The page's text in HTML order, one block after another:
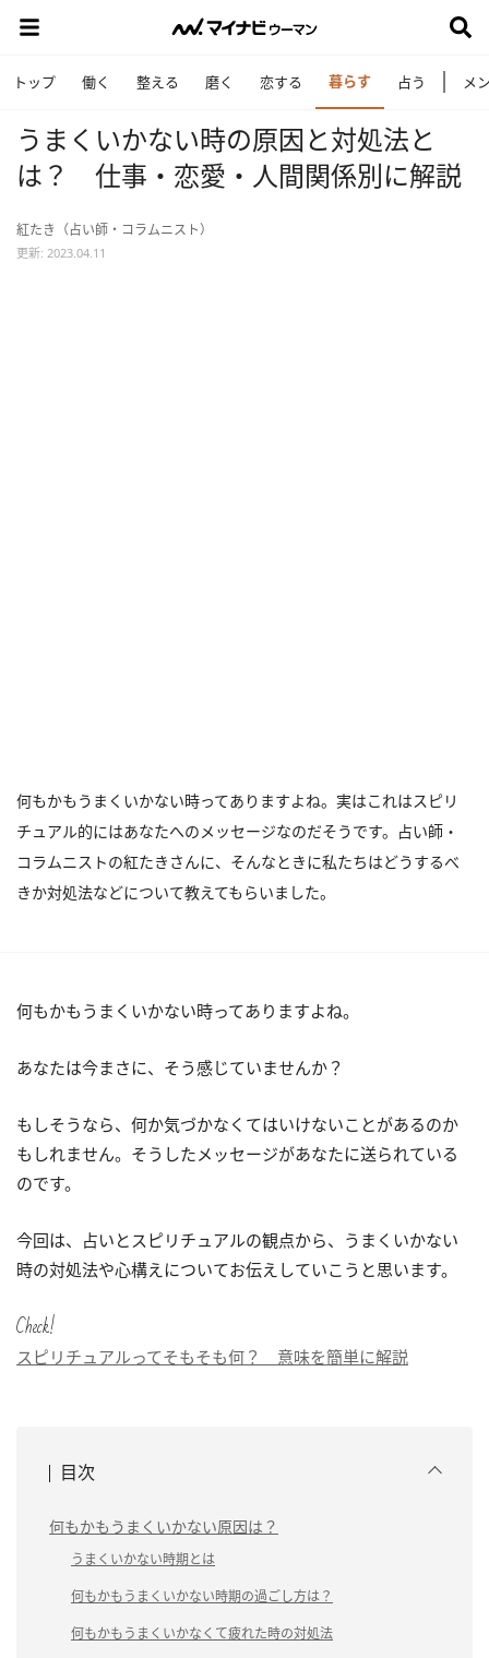
トップ 働く 整える 磨く 恋する 暮らす 占う メ
うまくいかない時の原因と対処法と
は？ 仕事・恋愛・人間関係別に解説
紅たき（占い師・コラムニスト）
更新: 2023.04.11
何もかもうまくいかない時ってありますよね。実はこれはスピリ
チュアル的にはあなたへのメッセージなのだそうです。占い師・
コラムニストの紅たきさんに、そんなときに私たちはどうするべ
きか対処法などについて教えてもらいました。
何もかもうまくいかない時ってありますよね。
あなたは今まさに、そう感じていませんか？
もしそうなら、何か気づかなくてはいけないことがあるのか
もしれません。そうしたメッセージがあなたに送られている
のです。
今回は、占いとスピリチュアルの観点から、うまくいかない
時の対処法や心構えについてお伝えしていこうと思います。
Check!
スピリチュアルってそもそも何？ 意味を簡単に解説
目次
何もかもうまくいかない原因は？
うまくいかない時期とは
何もかもうまくいかない時期の過ごし方は？
何もかもうまくいかなくて疲れた時の対処法